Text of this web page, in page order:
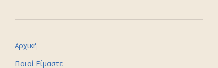
Αρχική
Ποιοί Είμαστε